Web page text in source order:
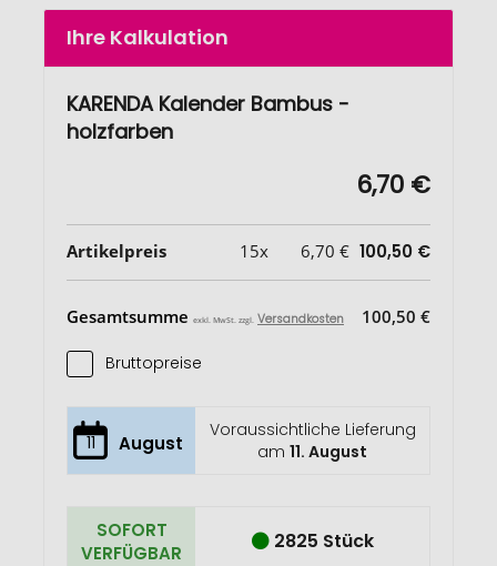
Ihre Kalkulation
KARENDA Kalender Bambus -
holzfarben
6,70 €
Artikelpreis 15x 6,70 € 100,50 €
Gesamtsumme exkl. MwSt. zzgl. Versandkosten 100,50 €
Bruttopreise
11 August
Voraussichtliche Lieferung
am11. August
SOFORT
VERFÜGBAR
2825 Stück